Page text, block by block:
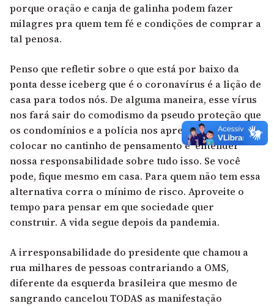
porque oração e canja de galinha podem fazer
milagres pra quem tem fé e condições de comprar a
tal penosa.
Penso que refletir sobre o que está por baixo da
ponta desse iceberg que é o coronavírus é a lição de
casa para todos nós. De alguma maneira, esse vírus
nos fará sair do comodismo da pseudo proteção que
os condomínios e a polícia nos apresenta, para nos
colocar no cantinho de pensamento e entender
nossa responsabilidade sobre tudo isso. Se você
pode, fique mesmo em casa. Para quem não tem essa
alternativa corra o mínimo de risco. Aproveite o
tempo para pensar em que sociedade quer
construir. A vida segue depois da pandemia.
A irresponsabilidade do presidente que chamou a
rua milhares de pessoas contrariando a OMS,
diferente da esquerda brasileira que mesmo de
sangrando cancelou TODAS as manifestação